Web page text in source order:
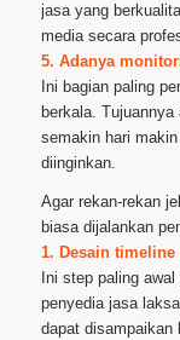
jasa yang
media secara
5. Adanya
Ini bagian paling
berkala.
semakin hari
diinginkan.
Agar rekan-rekan
biasa dijalankan
1. Desain timeline
Ini step paling
penyedia jasa
dapat disampaikan